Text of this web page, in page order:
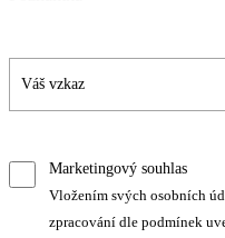
Marketingový souhlas
Vložením svých osobních
zpracování dle podmínek